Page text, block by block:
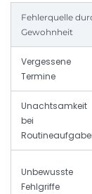
Fehlerquelle
Gewohnheit
Vergessene
Termine
Unachtsamkeit
bei
Unbewusste
Fehlgriffe